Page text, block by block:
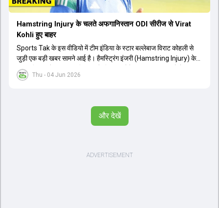
Thu - 04 Jun 2026
Hamstring Injury के चलते अफगानिस्तान ODI सीरीज से Virat
Kohli हुए बाहर
Sports Tak के इस वीडियो में टीम इंडिया के स्टार बल्लेबाज विराट कोहली से
जुड़ी एक बड़ी खबर सामने आई है। हैमस्ट्रिंग इंजरी (Hamstring Injury) के
कारण विराट कोहली अफगानिस्तान के खिलाफ होने वाली आगामी तीन मैचों की
वनडे सीरीज से बाहर हो गए हैं। भारत और अफगानिस्तान के बीच इस वनडे सीरीज
खत्म हुए आईपीएल में शानदार प्रदर्शन करने वाले विराट कोहली का इस सीरीज से
बाहर होना भारतीय फैंस के लिए एक बहुत बड़ा झटका है। यह वनडे सीरीज 2027
और देखें